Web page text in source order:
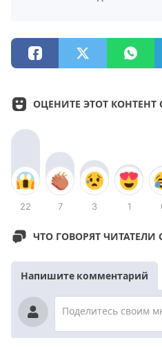
ОЦЕНИТЕ ЭТОТ
22 7 3 1
ЧТО ГОВОРЯТ ЧИТАТЕЛИ
Напишите комментарий